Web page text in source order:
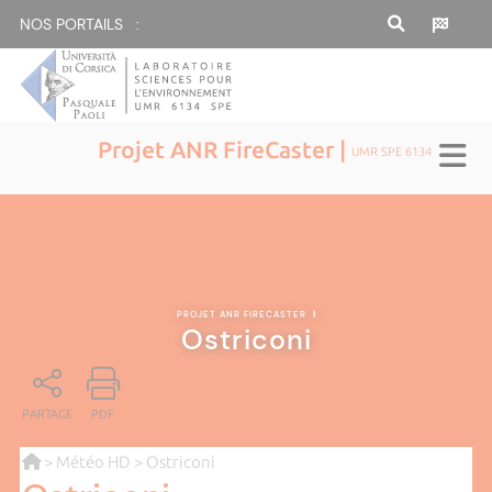
NOS PORTAILS :
Projet ANR FireCaster | UMR SPE 6134
PROJET ANR FIRECASTER |
Ostriconi
PARTAGE PDF
> Météo HD > Ostriconi